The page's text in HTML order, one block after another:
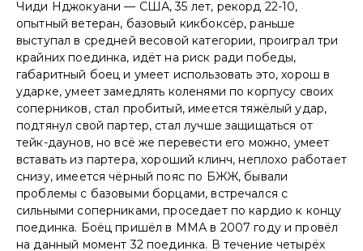
Чиди Нджокуани — США, 35 лет, рекорд 22-10,
опытный ветеран, базовый кикбоксёр, раньше
выступал в средней весовой категории, проиграл три
крайних поединка, идёт на риск ради победы,
габаритный боец и умеет использовать это, хорош в
ударке, умеет замедлять коленями по корпусу своих
соперников, стал пробитый, имеется тяжёлый удар,
подтянул свой партер, стал лучше защищаться от
тейк-даунов, но всё же перевести его можно, умеет
вставать из партера, хороший клинч, неплохо работает
снизу, имеется чёрный пояс по БЖЖ, бывали
проблемы с базовыми борцами, встречался с
сильными соперниками, проседает по кардио к концу
поединка. Боёц пришёл в ММА в 2007 году и провёл
на данный момент 32 поединка. В течение четырёх